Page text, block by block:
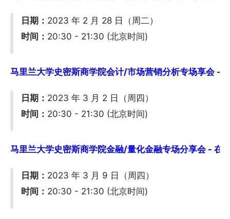
日期： 2023 年 2 月 28 日（周二）
时间： 20:30 - 21:30 (北京时间)
马里兰大学史密斯商学院会计/市场营销分析专场享会 -
日期： 2023 年 3 月 2 日（周四）
时间： 20:30 - 21:30 (北京时间)
马里兰大学史密斯商学院金融/量化金融专场分享会 - 在
日期： 2023 年 3 月 9 日（周四）
时间： 20:30 - 21:30 (北京时间)